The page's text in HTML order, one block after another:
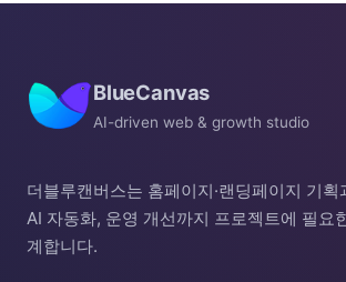
BlueCanvas
AI-driven web & growth studio
더블루캔버스는 홈페이지·랜딩페이지 기획
AI 자동화, 운영 개선까지 프로젝트에 필요
계합니다.